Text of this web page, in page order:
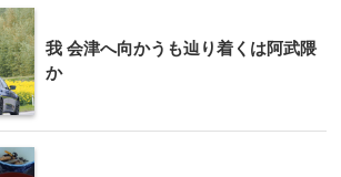
我 会津へ向かうも辿り着くは阿武隈
か